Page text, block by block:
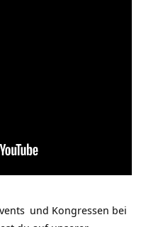
und Kongressen bei